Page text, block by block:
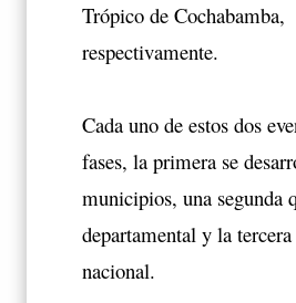
Trópico de Cochabamba,
respectivamente.
Cada uno de estos dos
fases, la primera se
municipios, una segunda
departamental y la tercera
nacional.